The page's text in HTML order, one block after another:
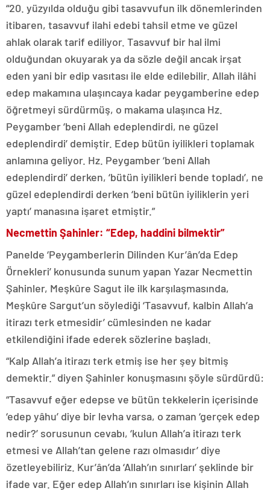
“20. yüzyılda olduğu gibi tasavvufun ilk dönemlerinden
itibaren, tasavvuf ilahi edebi tahsil etme ve güzel
ahlak olarak tarif ediliyor. Tasavvuf bir hal ilmi
olduğundan okuyarak ya da sözle değil ancak irşat
eden yani bir edip vasıtası ile elde edilebilir. Allah ilâhi
edep makamına ulaşıncaya kadar peygamberine edep
öğretmeyi sürdürmüş, o makama ulaşınca Hz.
Peygamber ‘beni Allah edeplendirdi, ne güzel
edeplendirdi’ demiştir. Edep bütün iyilikleri toplamak
anlamına geliyor. Hz. Peygamber ‘beni Allah
edeplendirdi’ derken, ‘bütün iyilikleri bende topladı’, ne
güzel edeplendirdi derken ‘beni bütün iyiliklerin yeri
yaptı’ manasına işaret etmiştir.”
Necmettin Şahinler: “Edep, haddini bilmektir”
Panelde ‘Peygamberlerin Dilinden Kur’ân’da Edep
Örnekleri’ konusunda sunum yapan Yazar Necmettin
Şahinler, Meşkûre Sagut ile ilk karşılaşmasında,
Meşkûre Sargut’un söylediği ‘Tasavvuf, kalbin Allah’a
itirazı terk etmesidir’ cümlesinden ne kadar
etkilendiğini ifade ederek sözlerine başladı.
“Kalp Allah’a itirazı terk etmiş ise her şey bitmiş
demektir.” diyen Şahinler konuşmasını şöyle sürdürdü:
“Tasavvuf eğer edepse ve bütün tekkelerin içerisinde
‘edep yâhu’ diye bir levha varsa, o zaman ‘gerçek edep
nedir?’ sorusunun cevabı, ‘kulun Allah’a itirazı terk
etmesi ve Allah’tan gelene razı olmasıdır’ diye
özetleyebiliriz. Kur’ân’da ‘Allah’ın sınırları’ şeklinde bir
ifade var. Eğer edep Allah’ın sınırları ise kişinin Allah